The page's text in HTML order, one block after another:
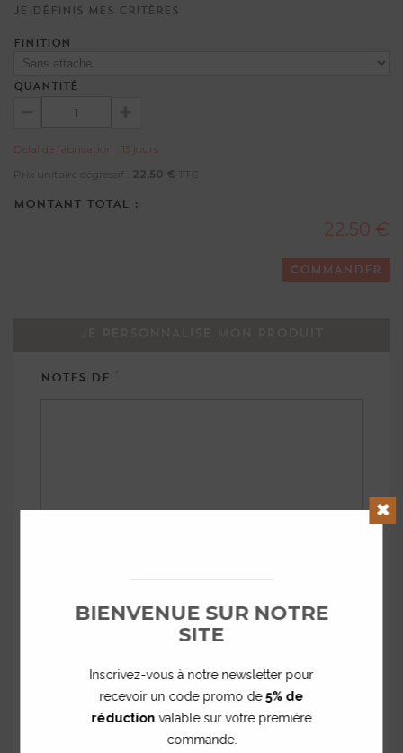
Je définis mes critères
FINITION
QUANTITÉ
Délai de fabrication : 15 jours
Prix unitaire dégressif : 22,50 € TTC
MONTANT TOTAL :
22.50 €
COMMANDER
NOTES DE *
ENREGISTRER
BIENVENUE SUR NOTRE
SITE
Inscrivez-vous à notre newsletter pour
recevoir un code promo de5% de
réduction valable sur votre première
commande.